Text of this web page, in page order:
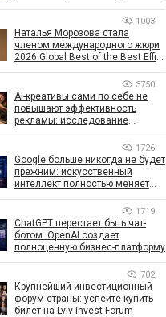
1003
Наталья Морозова стала
членом международного жюри
2026 Global Best of the Best Effie
3750
AI-креативы сами по себе не
повышают эффективность
рекламы: исследование
влияет на эффективность
кампаний
1726
Google больше никогда не будет
прежним: искусственный
интеллект полностью меняет
1719
ChatGPT перестает быть чат-
ботом. OpenAI создает
полноценную бизнес-платформу
702
Крупнейший инвестиционный
форум страны: успейте купить
билет на Lviv Invest Forum